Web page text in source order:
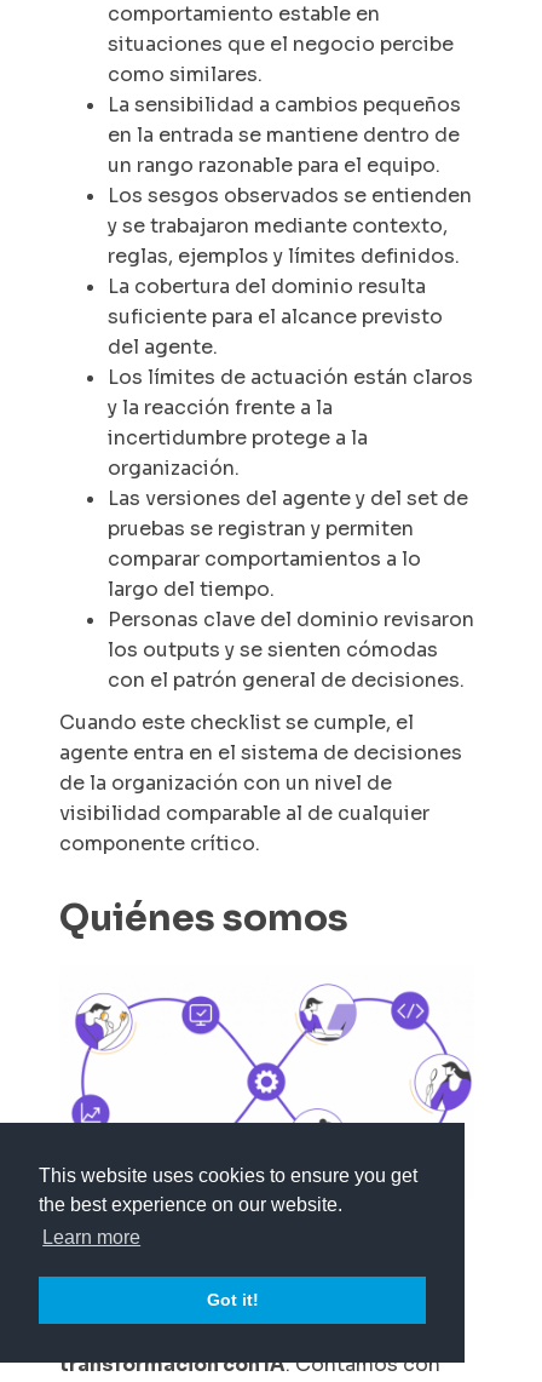
This website uses cookies to ensure you get
the best experience on our website.
Learn more
Got it!
comportamiento estable en
situaciones que el negocio percibe
como similares.
La sensibilidad a cambios pequeños
en la entrada se mantiene dentro de
un rango razonable para el equipo.
Los sesgos observados se entienden
y se trabajaron mediante contexto,
reglas, ejemplos y límites definidos.
La cobertura del dominio resulta
suficiente para el alcance previsto
del agente.
Los límites de actuación están claros
y la reacción frente a la
incertidumbre protege a la
organización.
Las versiones del agente y del set de
pruebas se registran y permiten
comparar comportamientos a lo
largo del tiempo.
Personas clave del dominio revisaron
los outputs y se sienten cómodas
con el patrón general de decisiones.
Cuando este checklist se cumple, el
agente entra en el sistema de decisiones
de la organización con un nivel de
visibilidad comparable al de cualquier
componente crítico.
Quiénes somos
Fundada en 2008 en Uruguay,Abstracta
empresa líder global en
transformación con IA. Contamos con